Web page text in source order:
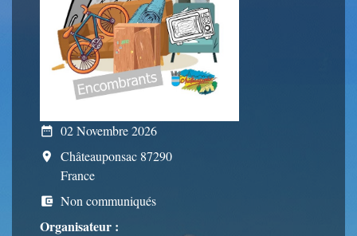
date_range 02 Novembre 2026
room
Châteauponsac 87290
France
account_balance_wallet Non communiqués
Organisateur :